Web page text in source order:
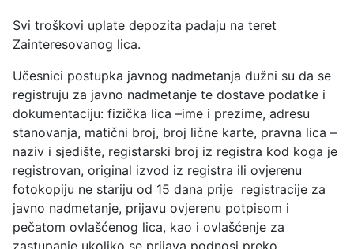
Svi troškovi uplate depozita padaju na teret
Zainteresovanog lica.
Učesnici postupka javnog nadmetanja dužni su da se
registruju za javno nadmetanje te dostave podatke i
dokumentaciju: fizička lica –ime i prezime, adresu
stanovanja, matični broj, broj lične karte, pravna lica –
naziv i sjedište, registarski broj iz registra kod koga je
registrovan, original izvod iz registra ili ovjerenu
fotokopiju ne stariju od 15 dana prije registracije za
javno nadmetanje, prijavu ovjerenu potpisom i
pečatom ovlašćenog lica, kao i ovlašćenje za
zastupanje ukoliko se prijava podnosi preko